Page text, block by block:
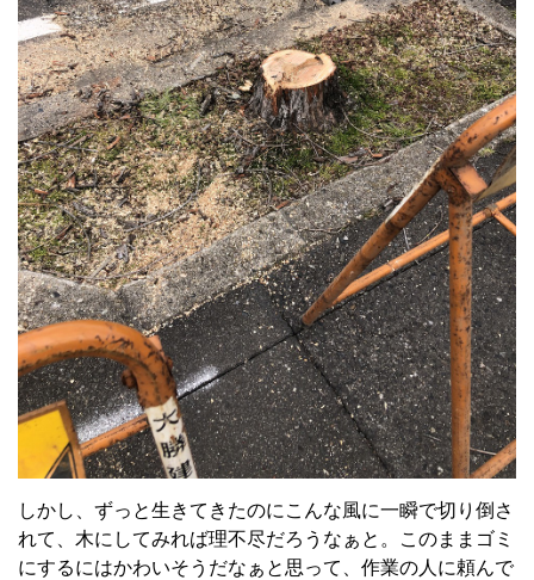
しかし、ずっと生きてきたのにこんな風に一瞬で切り倒さ
れて、木にしてみれば理不尽だろうなぁと。このままゴミ
にするにはかわいそうだなぁと思って、作業の人に頼んで